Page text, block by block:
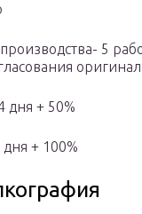
5
дня + 50%
+ 100%